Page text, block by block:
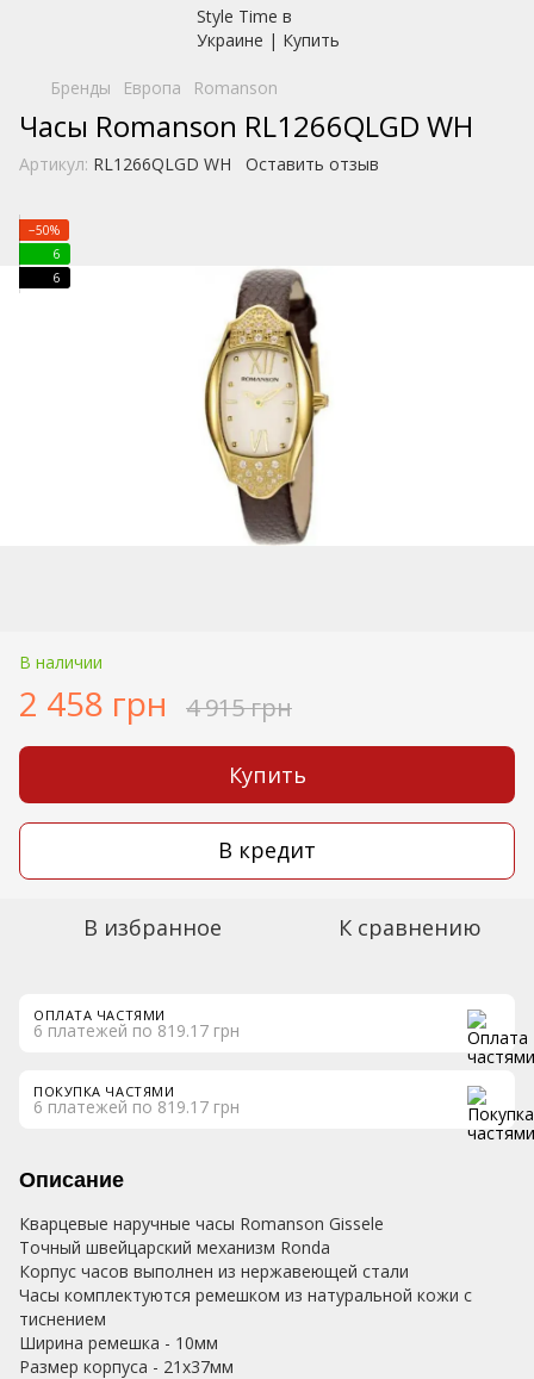
Бренды Европа Romanson
Часы Romanson RL1266QLGD WH
Артикул: RL1266QLGD WH Оставить отзыв
−50%
6
6
В наличии
2 458 грн 4 915 грн
Купить
В кредит
В избранное К сравнению
ОПЛАТА ЧАСТЯМИ
6 платежей по 819.17 грн
ПОКУПКА ЧАСТЯМИ
6 платежей по 819.17 грн
Описание
Кварцевые наручные часы Romanson Gissele
Точный швейцарский механизм Ronda
Корпус часов выполнен из нержавеющей стали
Часы комплектуются ремешком из натуральной кожи с
тиснением
Ширина ремешка - 10мм
Размер корпуса - 21х37мм